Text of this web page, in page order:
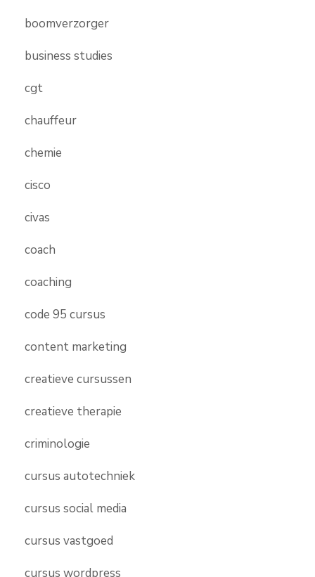
boomverzorger
business studies
cgt
chauffeur
chemie
cisco
civas
coach
coaching
code 95 cursus
content marketing
creatieve cursussen
creatieve therapie
criminologie
cursus autotechniek
cursus social media
cursus vastgoed
cursus wordpress